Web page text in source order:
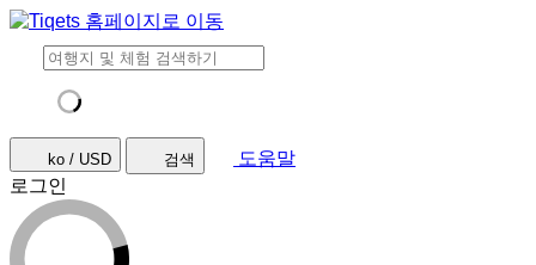
ko / USD 검색
도움말
로그인